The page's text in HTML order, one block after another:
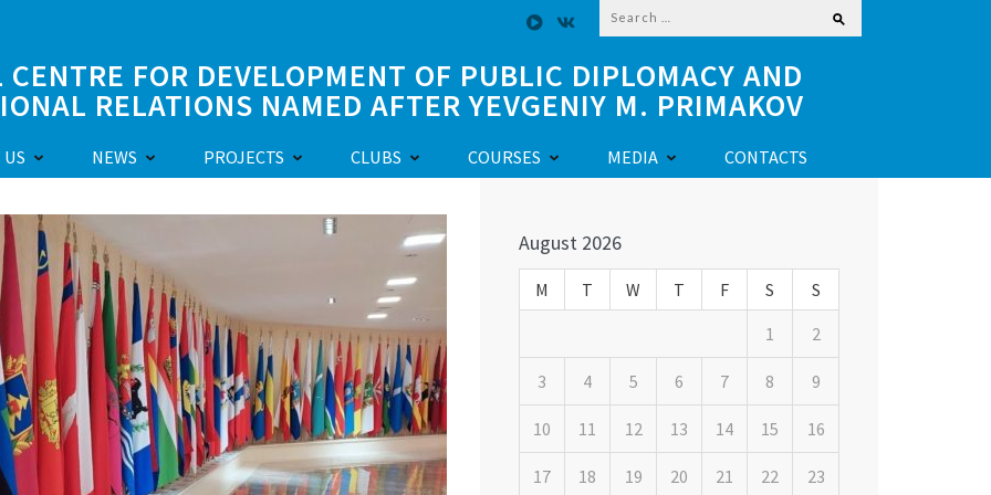
CENTRE FOR DEVELOPMENT OF PUBLIC DIPLOMACY AND
RELATIONS NAMED AFTER YEVGENIY M. PRIMAKOV
NEWS PROJECTS CLUBS COURSES MEDIA CONTACTS
August 2026
M T W T F S
S
1
2
3 4 5 6 7 8 9
10 11 12 13 14 15 16
17 18 19 20 21 22 23